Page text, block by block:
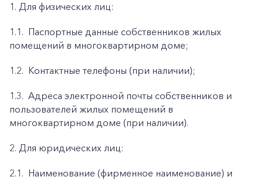
1. Для физических лиц:
1.1. Паспортные данные собственников жилых
помещений в многоквартирном доме;
1.2. Контактные телефоны (при наличии);
1.3. Адреса электронной почты собственников и
пользователей жилых помещений в
многоквартирном доме (при наличии).
2. Для юридических лиц:
2.1. Наименование (фирменное наименование) и